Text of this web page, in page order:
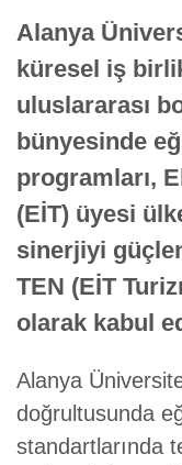
Alanya
küresel iş
uluslararası
bünyesinde
programları,
(EİT) üyesi
sinerjiyi
TEN (EİT
olarak kabul
Alanya
doğrultusunda
standartlarında